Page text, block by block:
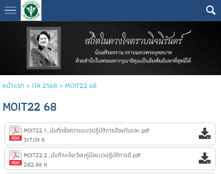
หน้าแรก > ITA 2568 > MOIT22 68
MOIT22 68
MOIT22.1_บันทึกข้อความแนวปฏิบัติการป้องกันและ.pdf
317.09 K
MOIT22.2_บันทึกแจ้งเวียนคู่มือแนวปฏิบัติการป้.pdf
282.86 K